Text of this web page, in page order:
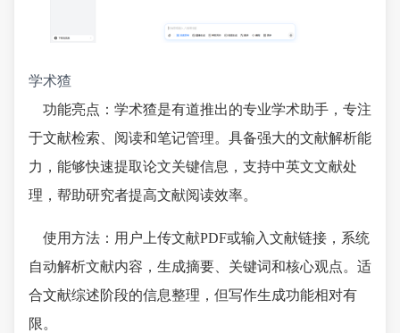
学术猹
功能亮点：学术猹是有道推出的专业学术助手，专注
于文献检索、阅读和笔记管理。具备强大的文献解析能
力，能够快速提取论文关键信息，支持中英文文献处
理，帮助研究者提高文献阅读效率。
使用方法：用户上传文献PDF或输入文献链接，系统
自动解析文献内容，生成摘要、关键词和核心观点。适
合文献综述阶段的信息整理，但写作生成功能相对有
限。